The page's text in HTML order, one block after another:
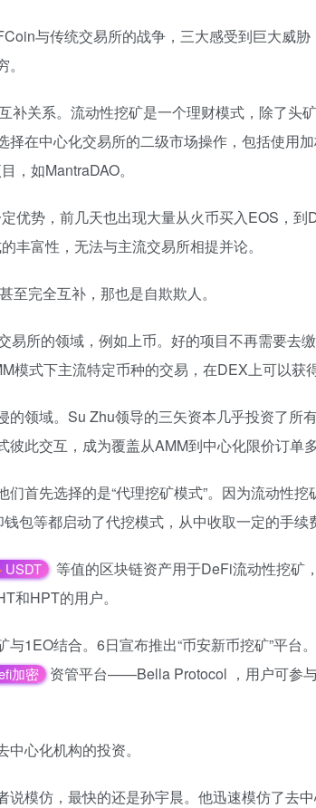
与传统交易所的战争，三大感受到巨大威
补关系。流动性挖矿是一个理财模式，除了头
择在中心化交易所的二级市场操作，包括使用
，如MantraDAO。
优势，前几天也出现大量从火币买入EOS，
丰富性，无法与主流交易所相提并论。
完全互补，那也是自欺欺人。
易所的领域，例如上币。好的项目不再需要去
模式下主流特定币种的交易，在DEX上可以获
的领域。Su Zhu领导的三矢资本几乎投资了所
此交互，成为覆盖从AMM到中心化限价订单
首先选择的是“代理挖矿模式”。因为流动性
包等都启动了代挖模式，从中收取一定的手续
USDT
等值的区块链资产用于DeFi流动性挖矿
和HPT的用户。
1EO结合。6日宣布推出“币安新币挖矿”平台
加密
资管平台——Bella Protocol ，用户可参
心化机构的投资。
说模仿，最快的还是孙宇晨。他迅速模仿了去